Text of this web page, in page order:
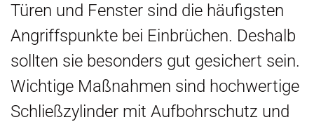
Türen und Fenster sind die häufigsten
Angriffspunkte bei Einbrüchen. Deshalb
sollten sie besonders gut gesichert sein.
Wichtige Maßnahmen sind hochwertige
Schließzylinder mit Aufbohrschutz und